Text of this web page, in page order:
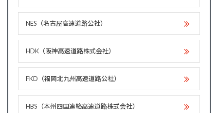
NES（名古屋高速道路公社）
HDK（阪神高速道路株式会社）
FKD（福岡北九州高速道路公社）
HBS（本州四国連絡高速道路株式会社）